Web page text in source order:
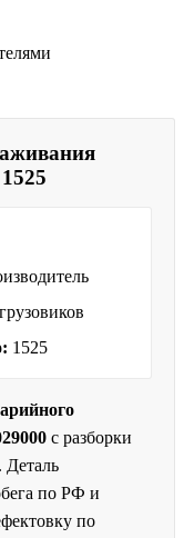
1525
с разборки
Деталь
по РФ и
по